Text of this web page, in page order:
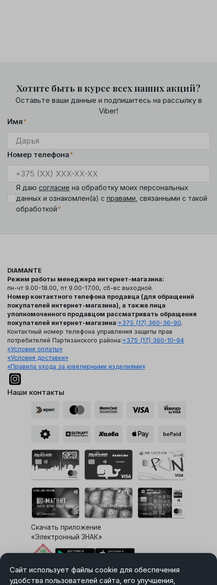
Сайт использует файлы cookie для обеспечения
удобства пользователей сайта, его улучшения,
Хотите быть в курсе всех наших акций?
Оставьте ваши данные и подпишитесь на рассылку в
Viber!
Имя*
Номер телефона*
Я даю согласие на обработку моих персональных
данных и ознакомлен(а) с правами , связанными с такой
обработкой*
DIAMANTE
Режим работы менеджера интернет-магазина:
пн-чт 9.00-18.00, пт 9.00-17.00, сб-вс выходной.
Номер контактного телефона продавца (для обращений
покупателей интернет-магазина), а также лица
уполномоченного продавцом рассматривать обращения
покупателей интернет-магазина:+375 (17) 360-36-90.
Контактный номер телефона управления защиты прав
потребителей Партизанского района:+375 (17) 360-10-94
«Условия оплаты»
«Условия доставки»
«Правила ухода за ювелирными изделиями»
Наши контакты
Скачать приложение
«Электронный ЗНАК»
Выбор настроек Cookie